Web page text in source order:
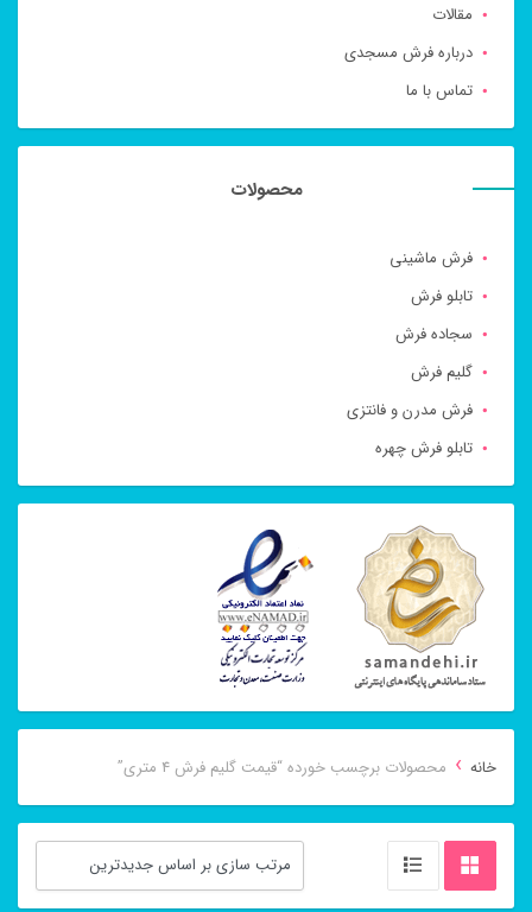
مقالات
درباره فرش مسجدی
تماس با ما
محصولات
فرش ماشینی
تابلو فرش
سجاده فرش
گلیم فرش
فرش مدرن و فانتزی
تابلو فرش چهره
خانه › محصولات برچسب خورده “قیمت گلیم فرش 4 متری”